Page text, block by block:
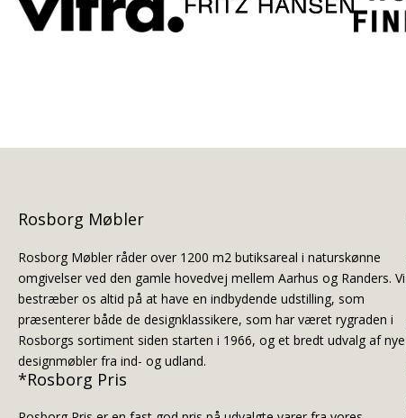
Rosborg Møbler
Rosborg Møbler råder over 1200 m2 butiksareal i naturskønne
omgivelser ved den gamle hovedvej mellem Aarhus og Randers. Vi
bestræber os altid på at have en indbydende udstilling, som
præsenterer både de designklassikere, som har været rygraden i
Rosborgs sortiment siden starten i 1966, og et bredt udvalg af nye
designmøbler fra ind- og udland.
*Rosborg Pris